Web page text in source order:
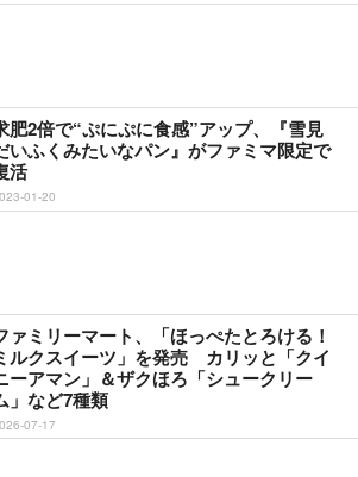
肥2倍で“ぷにぷに食感”アップ、『雪見
いふくみたいなパン』がファミマ限定で
活
01-20
ァミリーマート、「ほっぺたとろける！
ルクスイーツ」を発売 カリッと「クイ
ーアマン」＆ザクほろ「シュークリー
」など7種類
07-17